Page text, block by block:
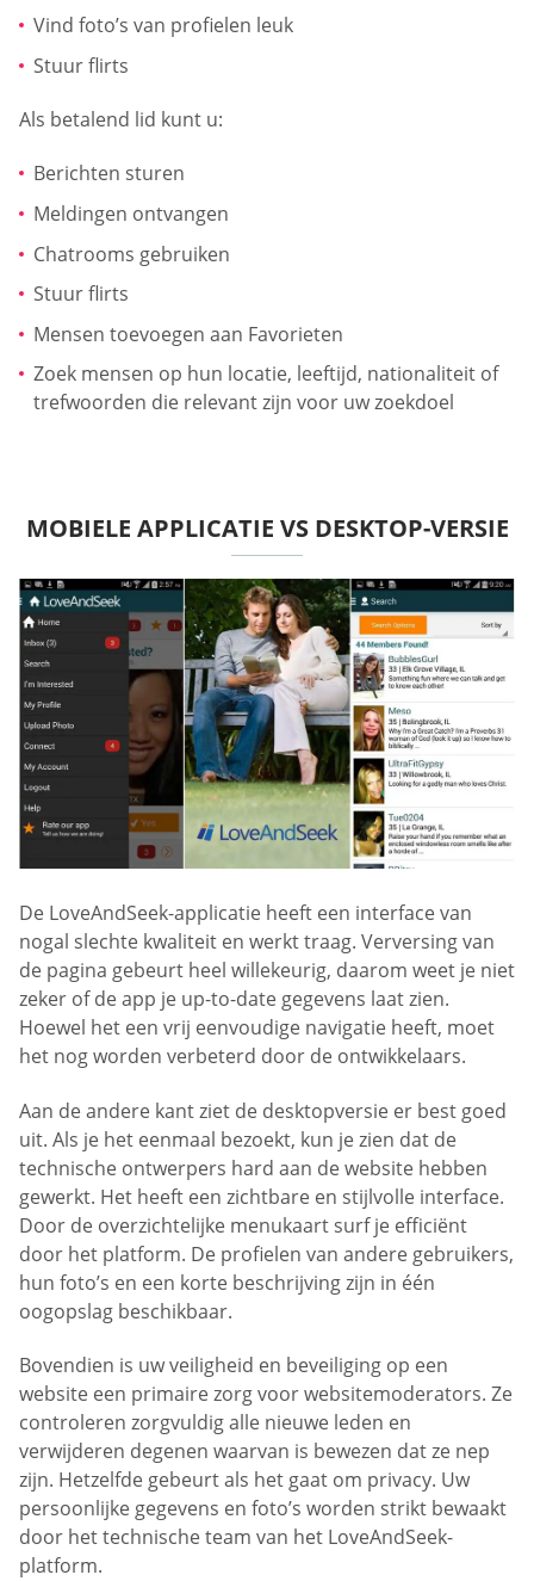
Vind foto’s van profielen leuk
Stuur flirts
Als betalend lid kunt u:
Berichten sturen
Meldingen ontvangen
Chatrooms gebruiken
Stuur flirts
Mensen toevoegen aan Favorieten
Zoek mensen op hun locatie, leeftijd, nationaliteit of
trefwoorden die relevant zijn voor uw zoekdoel
MOBIELE APPLICATIE VS DESKTOP-VERSIE
De LoveAndSeek-applicatie heeft een interface van
nogal slechte kwaliteit en werkt traag. Verversing van
de pagina gebeurt heel willekeurig, daarom weet je niet
zeker of de app je up-to-date gegevens laat zien.
Hoewel het een vrij eenvoudige navigatie heeft, moet
het nog worden verbeterd door de ontwikkelaars.
Aan de andere kant ziet de desktopversie er best goed
uit. Als je het eenmaal bezoekt, kun je zien dat de
technische ontwerpers hard aan de website hebben
gewerkt. Het heeft een zichtbare en stijlvolle interface.
Door de overzichtelijke menukaart surf je efficiënt
door het platform. De profielen van andere gebruikers,
hun foto’s en een korte beschrijving zijn in één
oogopslag beschikbaar.
Bovendien is uw veiligheid en beveiliging op een
website een primaire zorg voor websitemoderators. Ze
controleren zorgvuldig alle nieuwe leden en
verwijderen degenen waarvan is bewezen dat ze nep
zijn. Hetzelfde gebeurt als het gaat om privacy. Uw
persoonlijke gegevens en foto’s worden strikt bewaakt
door het technische team van het LoveAndSeek-
platform.